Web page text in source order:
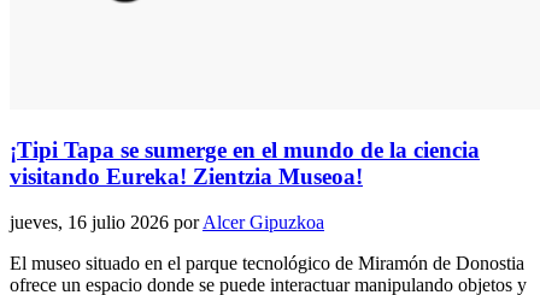
¡Tipi Tapa se sumerge en el mundo de la ciencia
visitando Eureka! Zientzia Museoa!
jueves, 16 julio 2026 porAlcer Gipuzkoa
El museo situado en el parque tecnológico de Miramón de Donostia
ofrece un espacio donde se puede interactuar manipulando objetos y